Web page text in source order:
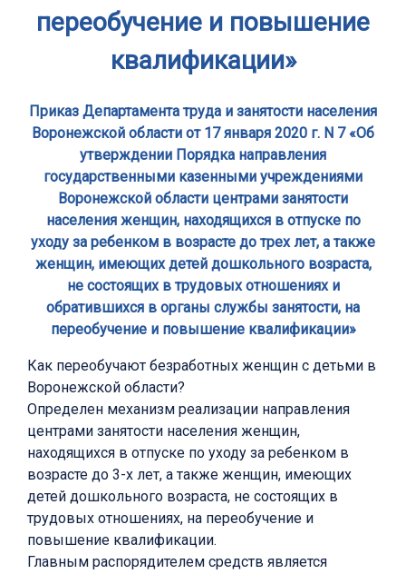
переобучение и повышение
квалификации»
Приказ Департамента труда и занятости населения
Воронежской области от 17 января 2020 г. N 7 «Об
утверждении Порядка направления
государственными казенными учреждениями
Воронежской области центрами занятости
населения женщин, находящихся в отпуске по
уходу за ребенком в возрасте до трех лет, а также
женщин, имеющих детей дошкольного возраста,
не состоящих в трудовых отношениях и
обратившихся в органы службы занятости, на
переобучение и повышение квалификации»
Как переобучают безработных женщин с детьми в
Воронежской области?
Определен механизм реализации направления
центрами занятости населения женщин,
находящихся в отпуске по уходу за ребенком в
возрасте до 3-х лет, а также женщин, имеющих
детей дошкольного возраста, не состоящих в
трудовых отношениях, на переобучение и
повышение квалификации.
Главным распорядителем средств является